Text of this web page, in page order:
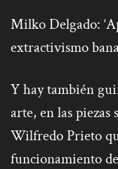
Milko Delgado:
extractivismo
Y hay también
arte, en las piezas
Wilfredo Prieto
funcionamiento de